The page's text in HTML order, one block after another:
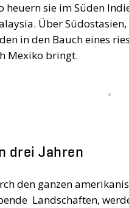
heuern sie im Süden
Über
in den Bauch eines
Mexiko bringt.
drei Jahren
den ganzen
Landschaften,